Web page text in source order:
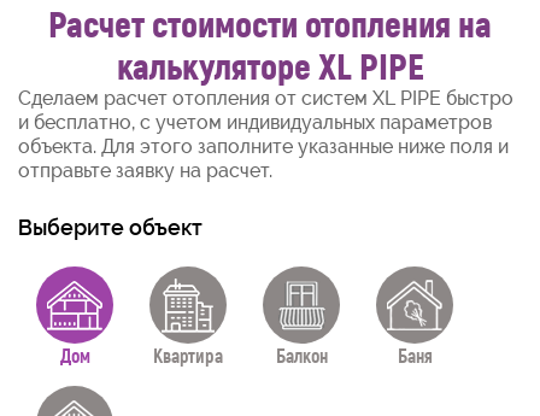
Расчет стоимости отопления на
калькуляторе XL PIPE
Сделаем расчет отопления от систем XL PIPE быстро
и бесплатно, с учетом индивидуальных параметров
объекта. Для этого заполните указанные ниже поля и
отправьте заявку на расчет.
Выберите объект
Дом Квартира Балкон Баня